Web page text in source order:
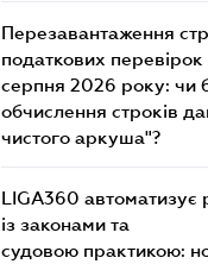
Перезавантаження
податкових перевірок
серпня 2026 року: чи
обчислення строків
чистого аркуша"?
LIGA360 автоматизує
із законами та
судовою практикою: